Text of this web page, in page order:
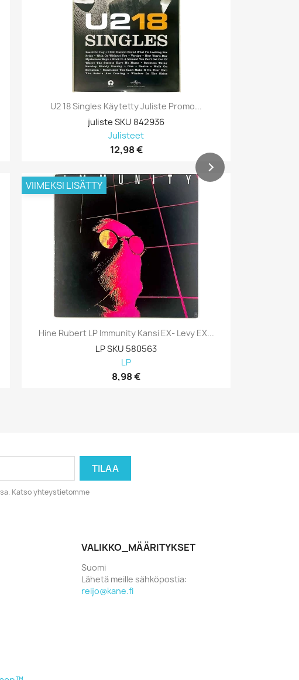
U2 18 Singles Käytetty Juliste Promo...
juliste SKU 842936
Julisteet
12,98 €
Hine Rubert LP Immunity Kansi EX- Levy EX...
LP SKU 580563
LP
8,98 €
VIIMEKSI LISÄTTY
Katso yhteystietomme
VALIKKO_MÄÄRITYKSET
Suomi
Lähetä meille sähköpostia:
reijo@kane.fi